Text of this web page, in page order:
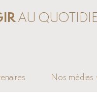
AU
Nos médias